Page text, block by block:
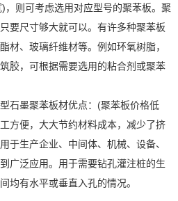
)，则可考虑选用对应型号的聚苯板。聚
要尺寸够大就可以。有许多种聚苯板
材、玻璃纤维材等。例如环氧树脂，
胶，可根据需要选用的粘合剂或聚苯
石墨聚苯板材优点： (聚苯板价格低
方便，大大节约材料成本，减少了挤
于生产企业、中间体、机械、设备、
广泛应用。用于需要钻孔灌注桩的生
均有水平或垂直入孔的情况。